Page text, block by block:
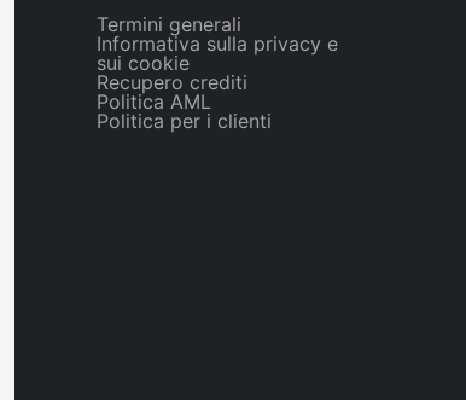
Termini generali
Informativa sulla privacy e
sui cookie
Recupero crediti
Politica AML
Politica per i clienti